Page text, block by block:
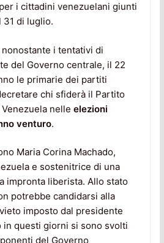
i cittadini venezuelani giunti
31 di luglio.
i tentativi di
del Governo centrale, il 22
le primarie dei partiti
chi sfiderà il Partito
nelle elezioni
venturo.
Maria Corina Machado,
e sostenitrice di una
impronta liberista. Allo stato
potrebbe candidarsi alla
imposto dal presidente
in questi giorni si sono svolti
del Governo